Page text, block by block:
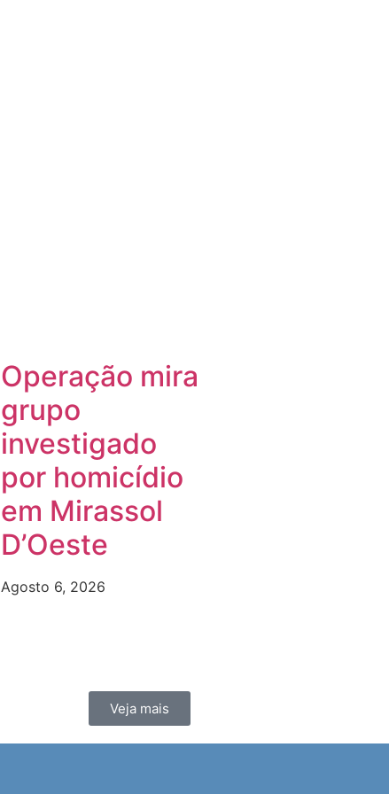
Operação mira
grupo
investigado
por homicídio
em Mirassol
D’Oeste
Agosto 6, 2026
Veja mais